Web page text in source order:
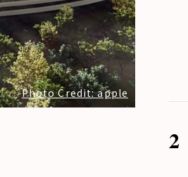
Photo Credit: apple
2